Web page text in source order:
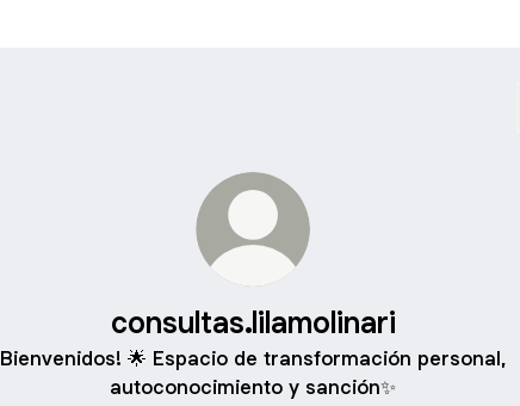
consultas.lilamolinari
Bienvenidos! 🌟 Espacio de transformación personal,
autoconocimiento y sanción✨